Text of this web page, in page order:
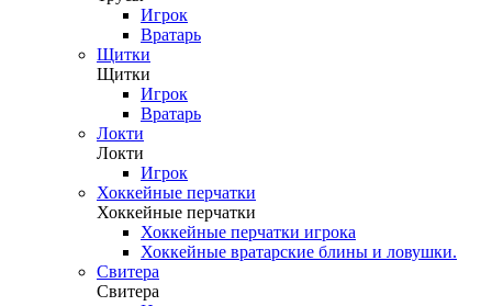
Игрок
Вратарь
Щитки
Щитки
Игрок
Вратарь
Локти
Локти
Игрок
Хоккейные перчатки
Хоккейные перчатки
Хоккейные перчатки игрока
Хоккейные вратарские блины и ловушки.
Свитера
Свитера